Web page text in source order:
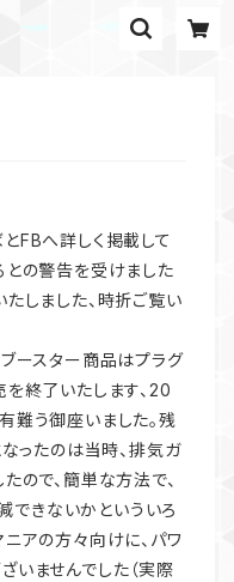
FBへ詳しく掲載して
との警告を受けました
しました、時折ご覧い
ースター商品はプラグ
終了いたします、20
難う御座いました。残
ったのは当時、排気ガ
ので、簡単な方法で、
できないかといういろ
アの方々向けに、パワ
いませんでした（実際